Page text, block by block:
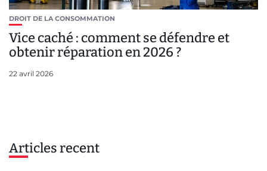
DROIT DE LA CONSOMMATION
Vice caché : comment se défendre et
obtenir réparation en 2026 ?
22 avril 2026
Articles recent